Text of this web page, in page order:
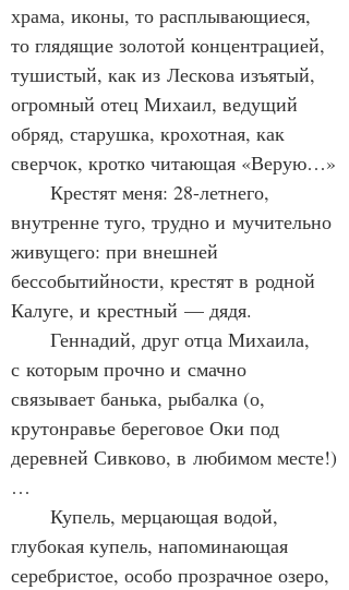
храма, иконы, то расплывающиеся,
то глядящие золотой концентрацией,
тушистый, как из Лескова изъятый,
огромный отец Михаил, ведущий
обряд, старушка, крохотная, как
сверчок, кротко читающая «Верую…»
Крестят меня: 28-летнего,
внутренне туго, трудно и мучительно
живущего: при внешней
бессобытийности, крестят в родной
Калуге, и крестный — дядя.
Геннадий, друг отца Михаила,
с которым прочно и смачно
связывает банька, рыбалка (о,
крутонравье береговое Оки под
деревней Сивково, в любимом месте!)
…
Купель, мерцающая водой,
глубокая купель, напоминающая
серебристое, особо прозрачное озеро,